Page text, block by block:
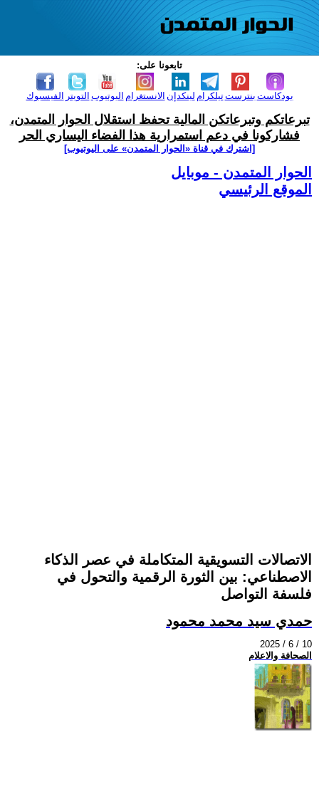
تابعونا على:
الفيسبوك التويتر اليوتيوب الانستغرام لينكدإن تيلكرامبنترست بودكاست
تبرعاتكم وتبرعاتكن المالية تحفظ استقلال الحوار المتمدن،
فشاركونا في دعم استمرارية هذا الفضاء اليساري الحر
[اشترك في قناة ‫«الحوار المتمدن» على اليوتيوب]
الحوار المتمدن - موبايل
الموقع الرئيسي
الاتصالات التسويقية المتكاملة في عصر الذكاء
الاصطناعي: بين الثورة الرقمية والتحول في
فلسفة التواصل
حمدي سيد محمد محمود
2025 / 6 / 10
الصحافة والاعلام